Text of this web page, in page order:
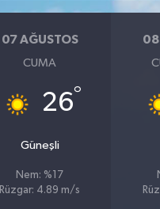
07 AĞUSTOS
CUMA
26°
Güneşli
Nem: %17
Rüzgar: 4.89 m/s
08